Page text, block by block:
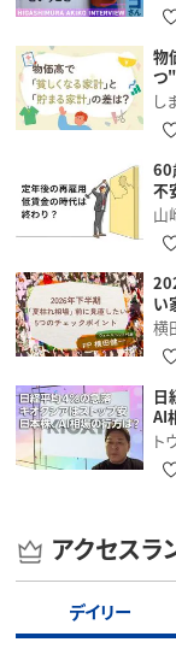
物
つ
し
60
不
山
い
横
日
AI
ト
アクセスラ
デイリー